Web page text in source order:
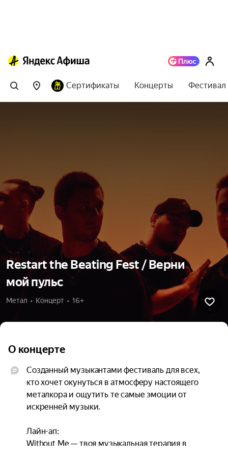
Сертификаты Концерты
Restart the Beating Fest / Верни
мой пульс
Метал  •  Концерт  •  16+
О концерте
Созданный музыкантами фестиваль для всех,
кто хочет окунуться в атмосферу настоящего
металкора и ощутить те самые эмоции от
искренней музыки.
Лайн-ап:
Without Me — твоя музыкальная терапия в